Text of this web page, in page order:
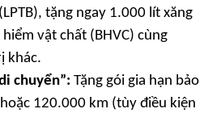
tặng ngay 1.000 lít xăng
vật chất (BHVC) cùng
khác.
chuyển”: Tặng gói gia hạn bảo
120.000 km (tùy điều kiện